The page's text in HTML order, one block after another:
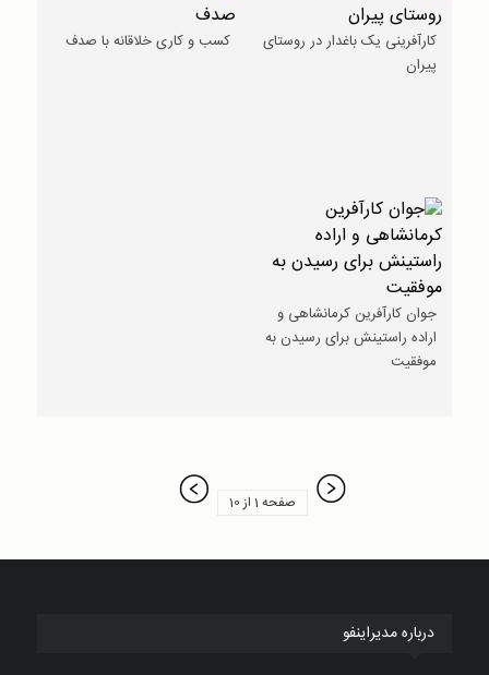
کارآفرینی یک باغدار در روستای
پیران
کسب و کاری خلاقانه با صدف
جوان کارآفرین کرمانشاهی و
اراده راستینش برای رسیدن به
موفقیت
صفحه 1 از 10
درباره مدیراینفو